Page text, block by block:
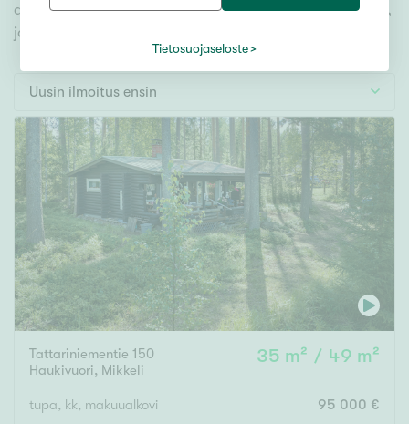
Vapaa-ajan asunto
Muut
Hinta
000 000 €
Pinta-ala
Asuinpinta-ala Kokonaispinta-ala
asunnot. Hyödynnä myös kätevää hakutyökaluamme,
jonka avulla löydät omien toiveidesi mukaisen kodin.
Uusin ilmoitus ensin
Tattariniementie 150
Haukivuori, Mikkeli
35 m² / 49 m²
tupa, kk, makuualkovi 95 000 €
Tietosuojaseloste